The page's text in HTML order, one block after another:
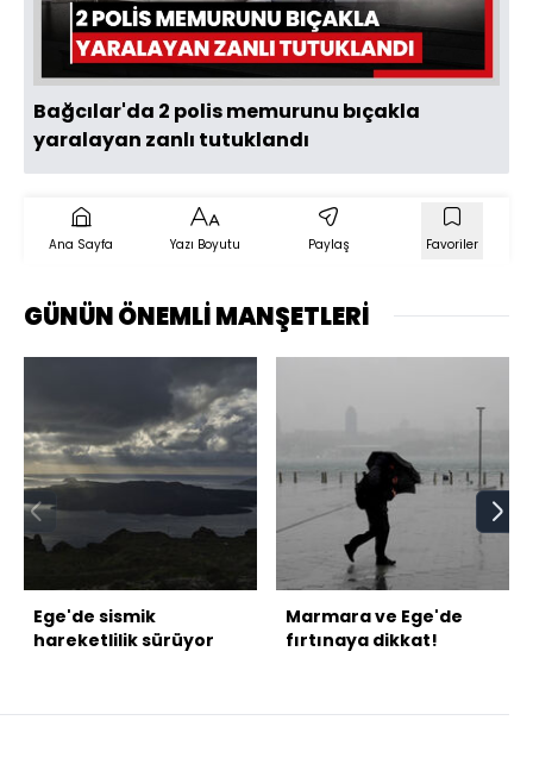
Oynat
Bağcılar'da 2 polis memurunu bıçakla
yaralayan zanlı tutuklandı
Ana Sayfa Yazı Boyutu Paylaş Favoriler
GÜNÜN ÖNEMLİ MANŞETLERİ
Ege'de sismik
hareketlilik sürüyor
Marmara ve Ege'de
fırtınaya dikkat!